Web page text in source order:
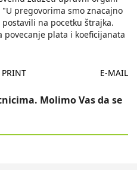
pregovorima smo znacajno
na pocetku štrajka.
povecanje plata i koeficijanata
PRINT E-MAIL
Molimo Vas da se